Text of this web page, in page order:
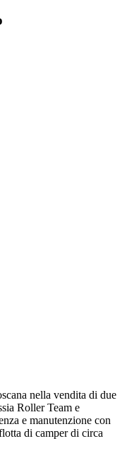
nella vendita di due
Roller Team e
e manutenzione con
di camper di circa